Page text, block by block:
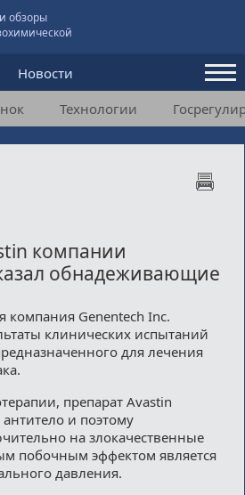
обзоры
Новости
и мнения
Конференции
соглашение
Медиакит
Контакты
Технологии
компании
обнадеживающие
компания Genentech Inc.
клинических испытаний
для лечения
препарат Avastin
антитело и поэтому
на злокачественные
побочным эффектом является
давления.